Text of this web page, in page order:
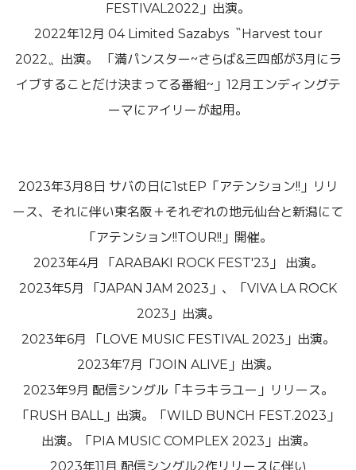
FESTIVAL2022」出演。
2022年12月 04 Limited Sazabys〝Harvest tour
2022〟出演。 「満パンスター~さらば&三四郎が3月にラ
イブすることだけ決まってる番組~」12月エンディングテ
ーマにアイリーが起用。
2023年3月8日 サバの日に1stEP「アテンション!!」リリ
ース、それに伴い東名阪＋それぞれの地元仙台と新潟にて
「アテンション!!TOUR!!」開催。
2023年4月 「ARABAKI ROCK FEST'23」 出演。
2023年5月 「JAPAN JAM 2023」、「VIVA LA ROCK
2023」出演。
2023年6月 「LOVE MUSIC FESTIVAL 2023」出演。
2023年7月「JOIN ALIVE」出演。
2023年9月 配信シングル「キラキラユー」リリース。
「RUSH BALL」出演。「WILD BUNCH FEST.2023」
出演。「PIA MUSIC COMPLEX 2023」出演。
2023年11月 配信シングル2作リリースに伴い